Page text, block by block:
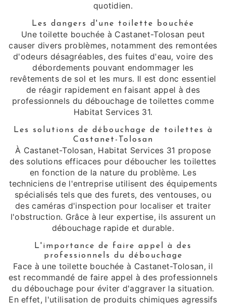
quotidien.
Les dangers d'une toilette bouchée
Une toilette bouchée à Castanet-Tolosan peut
causer divers problèmes, notamment des remontées
d'odeurs désagréables, des fuites d'eau, voire des
débordements pouvant endommager les
revêtements de sol et les murs. Il est donc essentiel
de réagir rapidement en faisant appel à des
professionnels du débouchage de toilettes comme
Habitat Services 31.
Les solutions de débouchage de toilettes à
Castanet-Tolosan
À Castanet-Tolosan, Habitat Services 31 propose
des solutions efficaces pour déboucher les toilettes
en fonction de la nature du problème. Les
techniciens de l'entreprise utilisent des équipements
spécialisés tels que des furets, des ventouses, ou
des caméras d'inspection pour localiser et traiter
l'obstruction. Grâce à leur expertise, ils assurent un
débouchage rapide et durable.
L'importance de faire appel à des
professionnels du débouchage
Face à une toilette bouchée à Castanet-Tolosan, il
est recommandé de faire appel à des professionnels
du débouchage pour éviter d'aggraver la situation.
En effet, l'utilisation de produits chimiques agressifs